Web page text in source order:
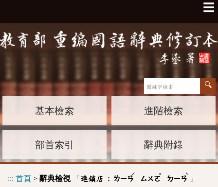
☰
基本檢索 進階檢索
部首索引 辭典附錄
::: 首頁 > 辭典檢視「 連鎖店 : ㄌㄧㄢ
ˊ
ㄙㄨㄛ
ˇ
ㄉㄧㄢ
ˋ
」